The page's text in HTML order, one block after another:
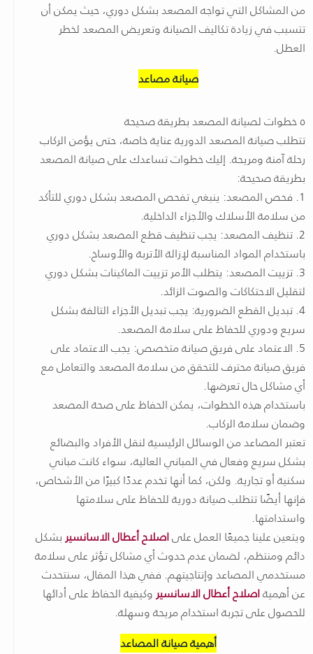
من المشاكل التي تواجه المصعد بشكل دوري، حيث يمكن أن
تتسبب في زيادة تكاليف الصيانة وتعريض المصعد لخطر
العطل.
صيانة مصاعد
٥ خطوات لصيانة المصعد بطريقة صحيحة
تتطلب صيانة المصعد الدورية عناية خاصة، حتى يؤمن الركاب
رحلة آمنة ومريحة. إليك خطوات تساعدك على صيانة المصعد
بطريقة صحيحة:
1. فحص المصعد: ينبغي تفحص المصعد بشكل دوري للتأكد
من سلامة الأسلاك والأجزاء الداخلية.
2. تنظيف المصعد: يجب تنظيف قطع المصعد بشكل دوري
باستخدام المواد المناسبة لإزالة الأتربة والأوساخ.
3. تزييت المصعد: يتطلب الأمر تزييت الماكينات بشكل دوري
لتقليل الاحتكاكات والصوت الزائد.
4. تبديل القطع الضرورية: يجب تبديل الأجزاء التالفة بشكل
سريع ودوري للحفاظ على سلامة المصعد.
5. الاعتماد على فريق صيانة متخصص: يجب الاعتماد على
فريق صيانة محترف للتحقق من سلامة المصعد والتعامل مع
أي مشاكل حال تعرضها.
باستخدام هذه الخطوات، يمكن الحفاظ على صحة المصعد
وضمان سلامة الركاب.
تعتبر المصاعد من الوسائل الرئيسية لنقل الأفراد والبضائع
بشكل سريع وفعال في المباني العالية، سواء كانت مباني
سكنية أو تجارية. ولكن، كما أنها تخدم عددًا كبيرًا من الأشخاص،
فإنها أيضًا تتطلب صيانة دورية للحفاظ على سلامتها
واستدامتها.
ويتعين علينا جميعًا العمل علىاصلاح أعطال الاسانسيربشكل
دائم ومنتظم، لضمان عدم حدوث أي مشاكل تؤثر على سلامة
مستخدمي المصاعد وإنتاجيتهم. ففي هذا المقال، سنتحدث
عن أهميةاصلاح أعطال الاسانسيروكيفية الحفاظ على أدائها
للحصول على تجربة استخدام مريحة وسهلة.
أهمية صيانة المصاعد